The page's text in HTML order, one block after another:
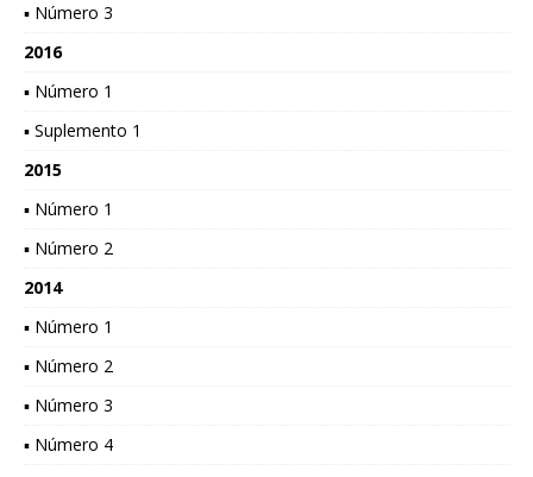
▪ Número 3
2016
▪ Número 1
▪ Suplemento 1
2015
▪ Número 1
▪ Número 2
2014
▪ Número 1
▪ Número 2
▪ Número 3
▪ Número 4